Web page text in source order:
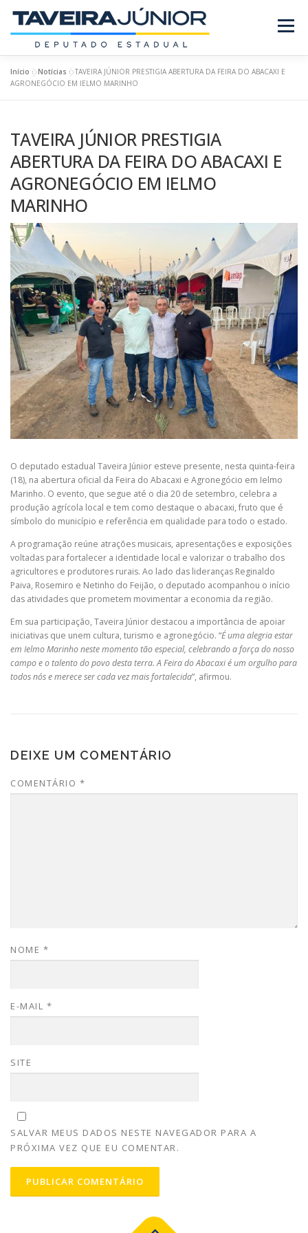
conteúdo
Menu
SOBRE O DEPUTADO
REQUERIMENTOS EMENDAS NOTÍCIAS
REVISTA
Início »Notícias »TAVEIRA JÚNIOR PRESTIGIA ABERTURA DA FEIRA DO ABACAXI E
AGRONEGÓCIO EM IELMO MARINHO
TAVEIRA JÚNIOR PRESTIGIA
ABERTURA DA FEIRA DO ABACAXI E
AGRONEGÓCIO EM IELMO
MARINHO
O deputado estadual Taveira Júnior esteve presente, nesta quinta-feira
(18), na abertura oficial da Feira do Abacaxi e Agronegócio em Ielmo
Marinho. O evento, que segue até o dia 20 de setembro, celebra a
produção agrícola local e tem como destaque o abacaxi, fruto que é
símbolo do município e referência em qualidade para todo o estado.
A programação reúne atrações musicais, apresentações e exposições
voltadas para fortalecer a identidade local e valorizar o trabalho dos
agricultores e produtores rurais. Ao lado das lideranças Reginaldo
Paiva, Rosemiro e Netinho do Feijão, o deputado acompanhou o início
das atividades que prometem movimentar a economia da região.
Em sua participação, Taveira Júnior destacou a importância de apoiar
iniciativas que unem cultura, turismo e agronegócio. “É uma alegria estar
em Ielmo Marinho neste momento tão especial, celebrando a força do nosso
campo e o talento do povo desta terra. A Feira do Abacaxi é um orgulho para
todos nós e merece ser cada vez mais fortalecida”, afirmou.
DEIXE UM COMENTÁRIO
COMENTÁRIO *
NOME *
E-MAIL *
SITE
SALVAR MEUS DADOS NESTE NAVEGADOR PARA A
PRÓXIMA VEZ QUE EU COMENTAR.